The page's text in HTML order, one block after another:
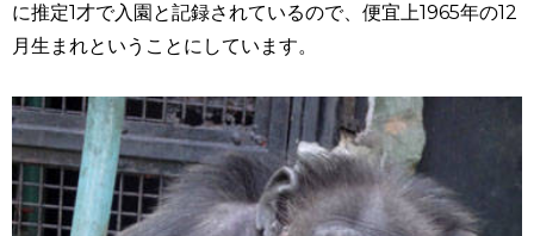
に推定1才で入園と記録されているので、便宜上1965年の12
月生まれということにしています。